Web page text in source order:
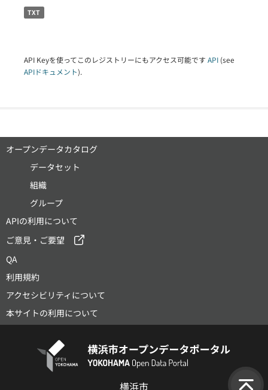
TXT
API Keyを使ってこのレジストリーにもアクセス可能です API (see
APIドキュメント).
オープンデータカタログ
データセット
組織
グループ
APIの利用について
ご意見・ご要望
QA
利用規約
アクセシビリティについて
本サイトの利用について
横浜市